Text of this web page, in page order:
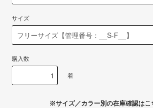
サイズ
購入数
着
※サイズ／カラー別の在庫確認は